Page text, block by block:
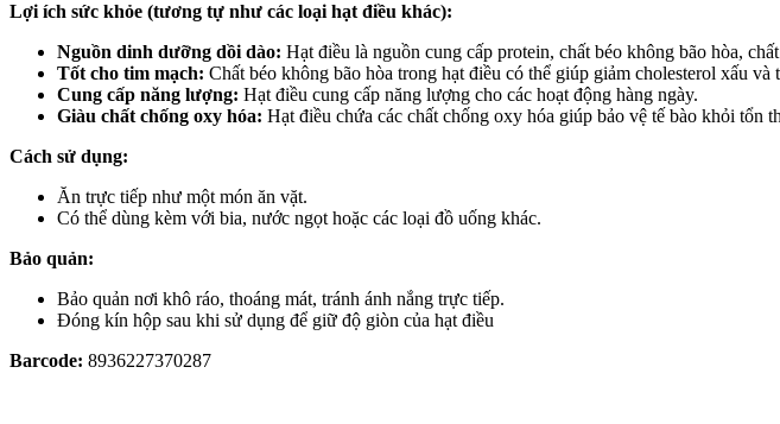
Lợi ích sức khỏe (tương tự như các loại hạt điều khác):
Nguồn dinh dưỡng dồi dào: Hạt điều là nguồn cung cấp protein, chất béo không bão hòa,
Tốt cho tim mạch: Chất béo không bão hòa trong hạt điều có thể giúp giảm cholesterol xấu
Cung cấp năng lượng: Hạt điều cung cấp năng lượng cho các hoạt động hàng ngày.
Giàu chất chống oxy hóa: Hạt điều chứa các chất chống oxy hóa giúp bảo vệ tế bào khỏi tổn
Cách sử dụng:
Ăn trực tiếp như một món ăn vặt.
Có thể dùng kèm với bia, nước ngọt hoặc các loại đồ uống khác.
Bảo quản:
Bảo quản nơi khô ráo, thoáng mát, tránh ánh nắng trực tiếp.
Đóng kín hộp sau khi sử dụng để giữ độ giòn của hạt điều
Barcode: 8936227370287